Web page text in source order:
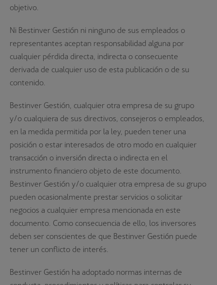
objetivo.
Ni Bestinver Gestión ni ninguno de sus empleados o
representantes aceptan responsabilidad alguna por
cualquier pérdida directa, indirecta o consecuente
derivada de cualquier uso de esta publicación o de su
contenido.
Bestinver Gestión, cualquier otra empresa de su grupo
y/o cualquiera de sus directivos, consejeros o empleados,
en la medida permitida por la ley, pueden tener una
posición o estar interesados de otro modo en cualquier
transacción o inversión directa o indirecta en el
instrumento financiero objeto de este documento.
Bestinver Gestión y/o cualquier otra empresa de su grupo
pueden ocasionalmente prestar servicios o solicitar
negocios a cualquier empresa mencionada en este
documento. Como consecuencia de ello, los inversores
deben ser conscientes de que Bestinver Gestión puede
tener un conflicto de interés.
Bestinver Gestión ha adoptado normas internas de